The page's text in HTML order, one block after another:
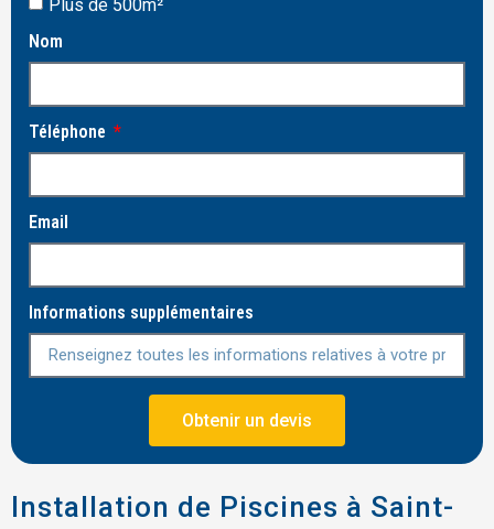
Plus de 500m²
Nom
Téléphone
Email
Informations supplémentaires
Obtenir un devis
Installation de Piscines à Saint-